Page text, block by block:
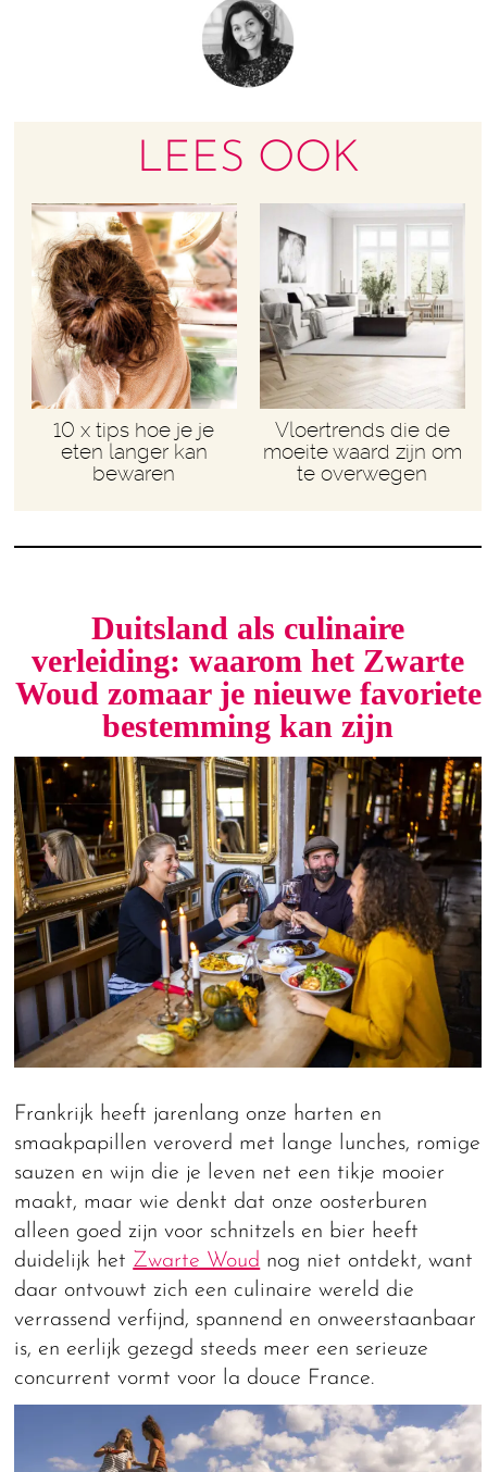
LEES OOK
10 x tips hoe je je
eten langer kan
bewaren
Vloertrends die de
moeite waard zijn om
te overwegen
Duitsland als culinaire
verleiding: waarom het Zwarte
Woud zomaar je nieuwe favoriete
bestemming kan zijn
Frankrijk heeft jarenlang onze harten en
smaakpapillen veroverd met lange lunches, romige
sauzen en wijn die je leven net een tikje mooier
maakt, maar wie denkt dat onze oosterburen
alleen goed zijn voor schnitzels en bier heeft
duidelijk het Zwarte Woud nog niet ontdekt, want
daar ontvouwt zich een culinaire wereld die
verrassend verfijnd, spannend en onweerstaanbaar
is, en eerlijk gezegd steeds meer een serieuze
concurrent vormt voor la douce France.